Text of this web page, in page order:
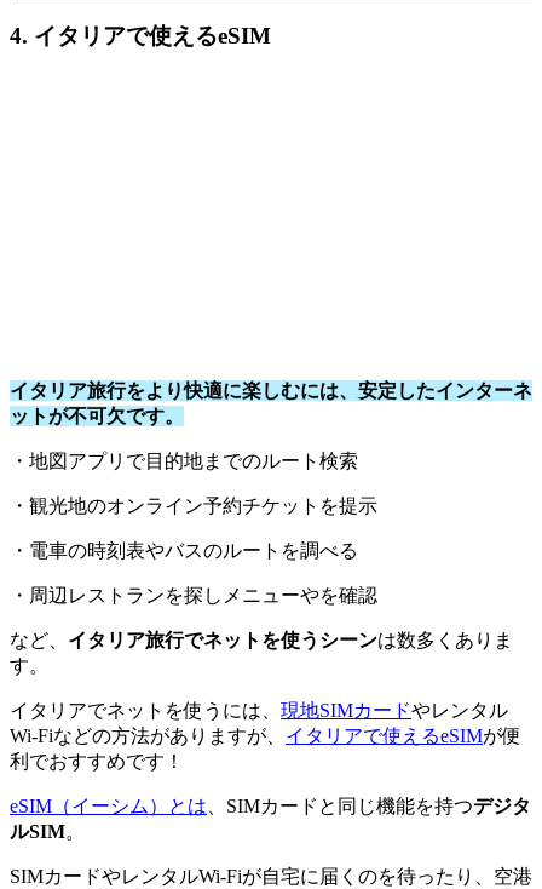
4. イタリアで使えるeSIM
イタリア旅行をより快適に楽しむには、安定したインターネ
ットが不可欠です。
・地図アプリで目的地までのルート検索
・観光地のオンライン予約チケットを提示
・電車の時刻表やバスのルートを調べる
・周辺レストランを探しメニューやを確認
など、 イタリア旅行でネットを使うシーンは数多くありま
す。
イタリアでネットを使うには、 現地SIMカードやレンタル
Wi-Fiなどの方法がありますが、 イタリアで使えるeSIMが便
利でおすすめです！
eSIM（イーシム）とは 、SIMカードと同じ機能を持つデジタ
ルSIM。
SIMカードやレンタルWi-Fiが自宅に届くのを待ったり、空港